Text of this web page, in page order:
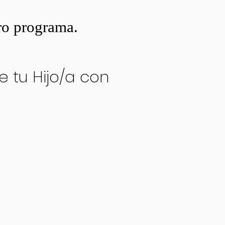
programa.
tu Hijo/a con